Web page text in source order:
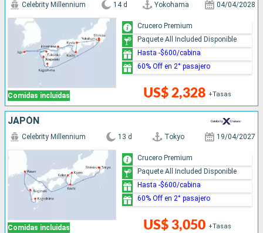
Comidas incluidas
Celebrity Millennium 14 d Yokohama 04/04/2028
US$ 2,328 +Tasas
Crucero Premium
Paquete All Included Disponible
Hasta -$600/cabina
60% Off en 2° pasajero
JAPÓN
Comidas incluidas
Celebrity Millennium 13 d Tokyo 19/04/2027
US$ 3,050 +Tasas
Crucero Premium
Paquete All Included Disponible
Hasta -$600/cabina
60% Off en 2° pasajero